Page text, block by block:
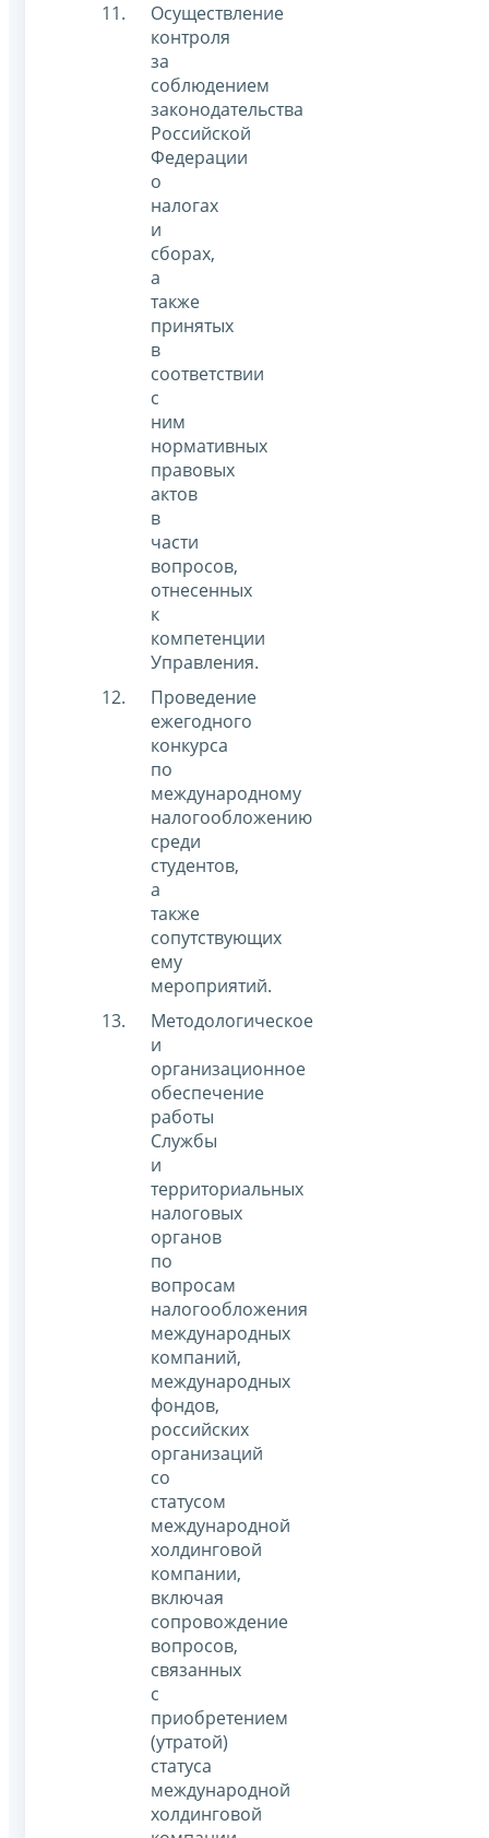
Осуществление
контроля
за
соблюдением
законодательства
Российской
Федерации
о
налогах
и
сборах,
а
также
принятых
в
соответствии
с
ним
нормативных
правовых
актов
в
части
вопросов,
отнесенных
к
компетенции
Управления.
Проведение
ежегодного
конкурса
по
международному
налогообложению
среди
студентов,
а
также
сопутствующих
ему
мероприятий.
Методологическое
и
организационное
обеспечение
работы
Службы
и
территориальных
налоговых
органов
по
вопросам
налогообложения
международных
компаний,
международных
фондов,
российских
организаций
со
статусом
международной
холдинговой
компании,
включая
сопровождение
вопросов,
связанных
с
приобретением
(утратой)
статуса
международной
холдинговой